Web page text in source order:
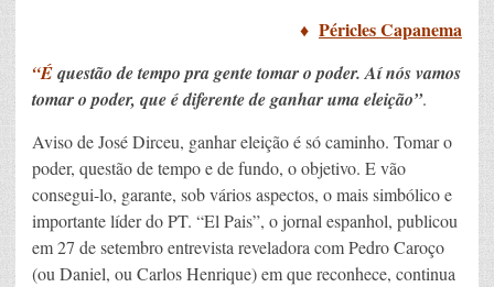
♦ Péricles Capanema
“Équestão de tempo pra gente tomar o poder. Aí nós vamos
tomar o poder, que é diferente de ganhar uma eleição”.
Aviso de José Dirceu, ganhar eleição é só caminho. Tomar o
poder, questão de tempo e de fundo, o objetivo. E vão
consegui-lo, garante, sob vários aspectos, o mais simbólico e
importante líder do PT. “El Pais”, o jornal espanhol, publicou
em 27 de setembro entrevista reveladora com Pedro Caroço
(ou Daniel, ou Carlos Henrique) em que reconhece, continua